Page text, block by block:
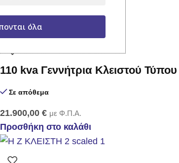
Προσθήκη στο καλάθι
110 kva Γεννήτρια Κλειστού
Σε απόθεμα
21.900,00 € με Φ.Π.Α.
Προσθήκη στο καλάθι
όλα